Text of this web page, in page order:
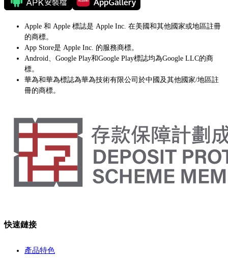
Apple 和 Apple 標誌是 Apple Inc. 在美國和其他國家或地區註冊
的商標。
App Store是 Apple Inc. 的服務商標。
Android、Google Play和Google Play標誌均為Google LLC的商
標。
華為和華為標誌為華為技術有限公司於中國及其他國家/地區註
冊的商標。
快速鏈接
產品特色